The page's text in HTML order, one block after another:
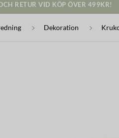
RETUR VID KÖP ÖVER 499KR!
Dekoration